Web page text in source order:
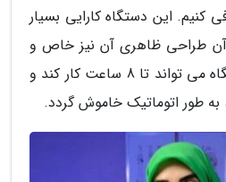
کنیم. این دستگاه کارایی بسیار
آن طراحی ظاهری آن نیز خاص و
چشم گیر است. این دستگاه می تواند تا 8 ساعت کار کند و
طور اتوماتیک خاموش گردد.